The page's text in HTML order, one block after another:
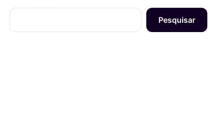
Pesquisar